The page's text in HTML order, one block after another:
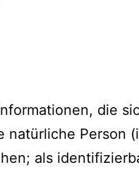
die
Person
als